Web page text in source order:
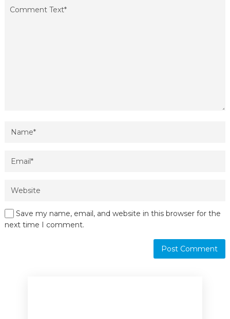
Save my name, email, and website in this browser for the
next time I comment.